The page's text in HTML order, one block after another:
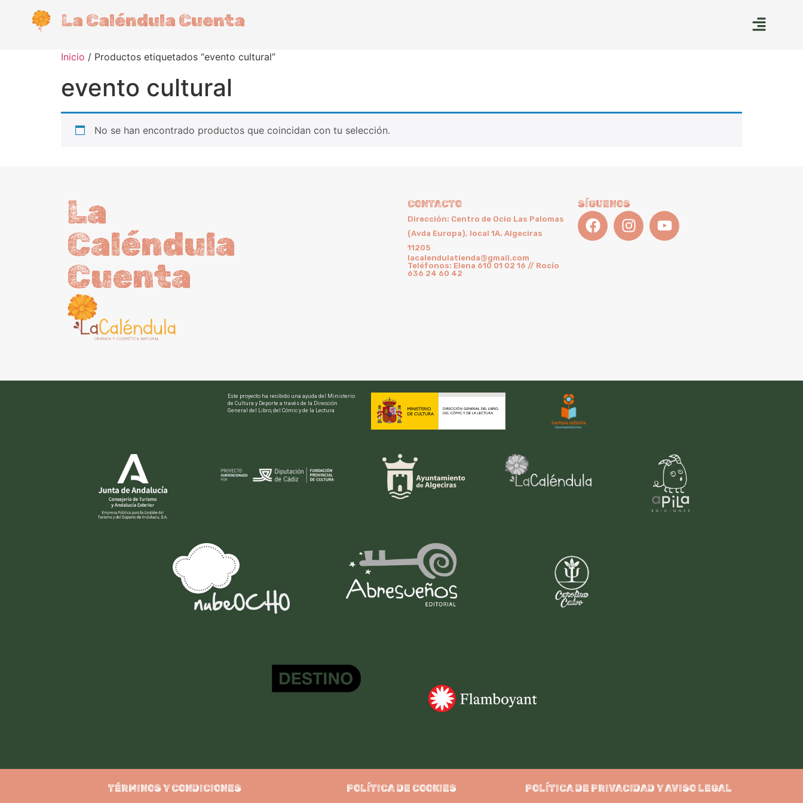
La Caléndula Cuenta
Inicio / Productos etiquetados “evento cultural”
evento cultural
No se han encontrado productos que coincidan con tu selección.
La
Caléndula
Cuenta
CONTACTO
Dirección: Centro de Ocio Las Palomas
(Avda Europa), local 1A. Algeciras
11205
lacalendulatienda@gmail.com
Teléfonos: Elena 610 01 02 16 // Rocío
636 24 60 42
SÍGUENOS
Este proyecto ha recibido una ayuda del Ministerio
de Cultura y Deporte a través de la Dirección
General del Libro, del Cómic y de la Lectura
TÉRMINOS Y CONDICIONES POLÍTICA DE COOKIES POLÍTICA DE PRIVACIDAD Y AVISO LEGAL